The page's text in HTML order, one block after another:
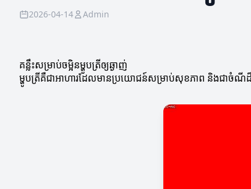
2026-04-14 Admin
គន្លឹះសម្រាប់ចម្អិនម្ហូបត្រីឲ្យឆ្ងាញ់
ម្ហូបត្រីគឺជាអាហារ​ដែលមានប្រយោជន៍សម្រាប់សុខភាព និងជាចំណីដ៏ព